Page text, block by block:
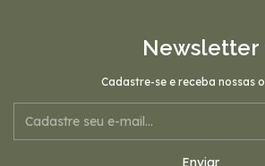
Newsletter
Cadastre-se e receba nossas